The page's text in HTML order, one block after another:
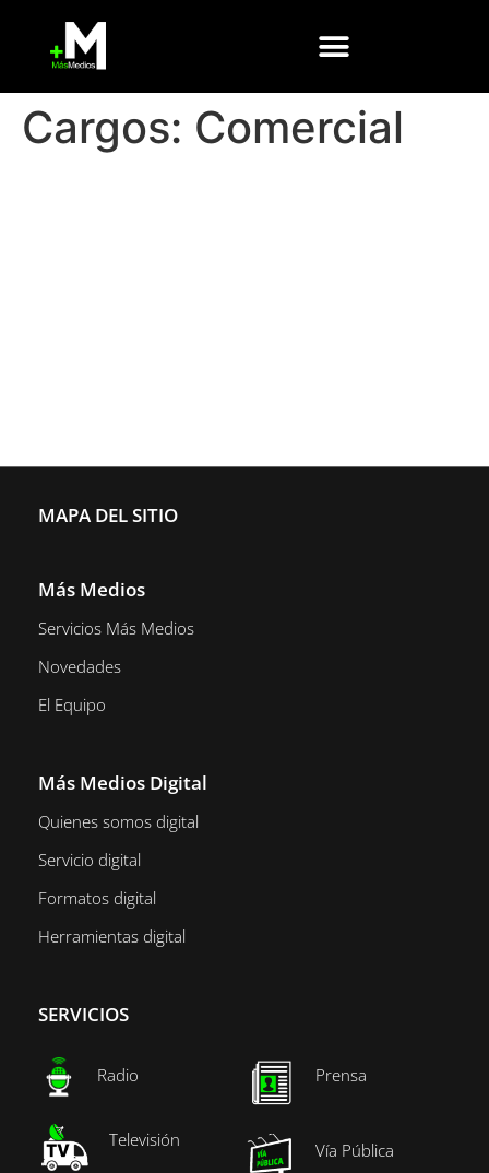
Cargos: Comercial
MAPA DEL SITIO
Más Medios
Servicios Más Medios
Novedades
El Equipo
Más Medios Digital
Quienes somos digital
Servicio digital
Formatos digital
Herramientas digital
SERVICIOS
Radio
Televisión
Prensa
Vía Pública